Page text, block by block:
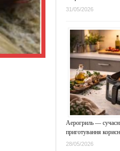
31/05/2026
Аерогриль —
приготування
28/05/2026